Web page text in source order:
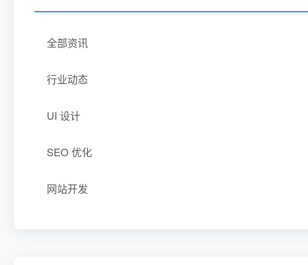
全部资讯
行业动态
UI 设计
SEO 优化
网站开发